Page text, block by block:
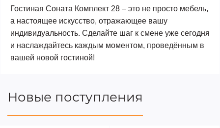
Гостиная Соната Комплект 28 – это не просто мебель,
а настоящее искусство, отражающее вашу
индивидуальность. Сделайте шаг к смене уже сегодня
и наслаждайтесь каждым моментом, проведённым в
вашей новой гостиной!
Новые поступления